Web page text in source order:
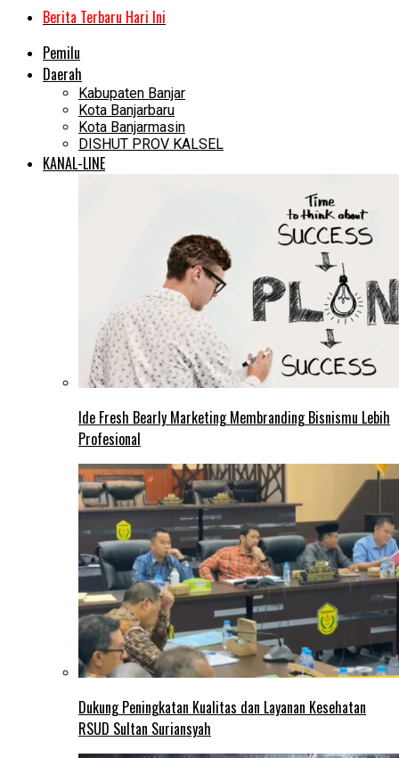
Berita Terbaru Hari Ini
Pemilu
Daerah
Kabupaten Banjar
Kota Banjarbaru
Kota Banjarmasin
DISHUT PROV KALSEL
KANAL-LINE
Ide Fresh Bearly Marketing Membranding Bisnismu Lebih
Profesional
Dukung Peningkatan Kualitas dan Layanan Kesehatan
RSUD Sultan Suriansyah